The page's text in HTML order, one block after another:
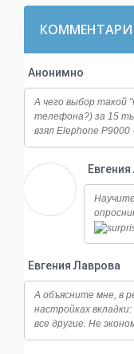
Анонимно
А чего выбор такой
телефона?) за 15
взял Elephone
работает ничуть не
отличается от всех
дизайну,
Евгения Лаврова
А объясните мне, в
настройках
все другие. Не
список?